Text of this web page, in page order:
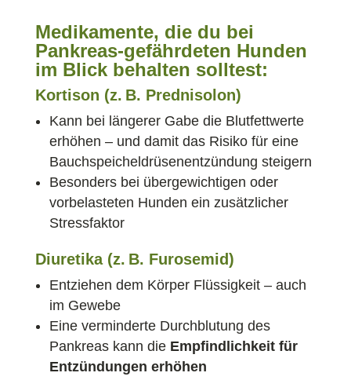
Medikamente, die du bei
Pankreas-gefährdeten Hunden
im Blick behalten solltest:
Kortison (z. B. Prednisolon)
Kann bei längerer Gabe die Blutfettwerte
erhöhen – und damit das Risiko für eine
Bauchspeicheldrüsenentzündung steigern
Besonders bei übergewichtigen oder
vorbelasteten Hunden ein zusätzlicher
Stressfaktor
Diuretika (z. B. Furosemid)
Entziehen dem Körper Flüssigkeit – auch
im Gewebe
Eine verminderte Durchblutung des
Pankreas kann die Empfindlichkeit für
Entzündungen erhöhen